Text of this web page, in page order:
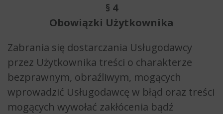
§ 4
Obowiązki Użytkownika
Zabrania się dostarczania Usługodawcy
przez Użytkownika treści o charakterze
bezprawnym, obraźliwym, mogących
wprowadzić Usługodawcę w błąd oraz treści
mogących wywołać zakłócenia bądź